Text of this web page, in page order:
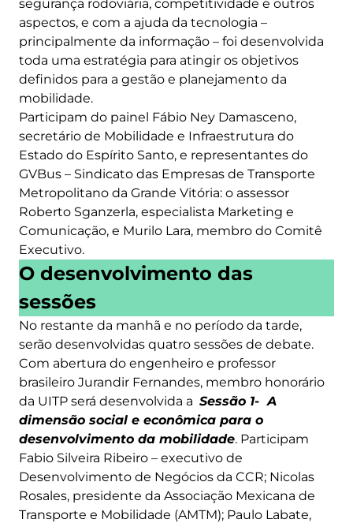
segurança rodoviária, competitividade e outros
aspectos, e com a ajuda da tecnologia –
principalmente da informação – foi desenvolvida
toda uma estratégia para atingir os objetivos
definidos para a gestão e planejamento da
mobilidade.
Participam do painel Fábio Ney Damasceno,
secretário de Mobilidade e Infraestrutura do
Estado do Espírito Santo, e representantes do
GVBus – Sindicato das Empresas de Transporte
Metropolitano da Grande Vitória: o assessor
Roberto Sganzerla, especialista Marketing e
Comunicação, e Murilo Lara, membro do Comitê
Executivo.
O desenvolvimento das
sessões
No restante da manhã e no período da tarde,
serão desenvolvidas quatro sessões de debate.
Com abertura do engenheiro e professor
brasileiro Jurandir Fernandes, membro honorário
da UITP será desenvolvida a Sessão 1- A
dimensão social e econômica para o
desenvolvimento da mobilidade. Participam
Fabio Silveira Ribeiro – executivo de
Desenvolvimento de Negócios da CCR; Nicolas
Rosales, presidente da Associação Mexicana de
Transporte e Mobilidade (AMTM); Paulo Labate,